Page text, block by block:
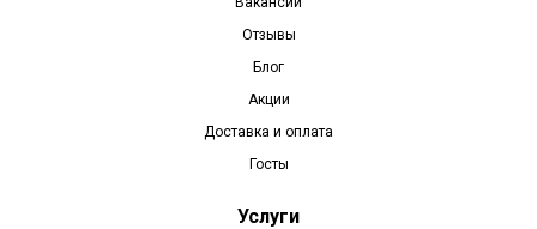
Отзывы
Блог
Акции
Доставка и оплата
Госты
Услуги